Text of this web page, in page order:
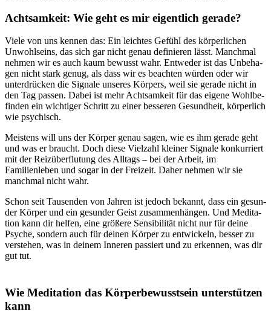
Acht­sam­keit: Wie geht es mir eigent­lich gerade?
Viele von uns kennen das: Ein leich­tes Gefühl des körperlichen
Unwohl­seins, das sich gar nicht genau definieren lässt. Manchmal
nehmen wir es auch kaum bewusst wahr. Ent­we­der ist das Unbe­ha­
gen nicht stark genug, als dass wir es beach­ten würden oder wir
unter­drü­cken die Signale unse­res Kör­pers, weil sie gerade nicht in
den Tag passen. Dabei ist mehr Acht­sam­keit für das eigene Wohl­be­
fin­den ein wich­ti­ger Schritt zu einer bes­se­ren Gesund­heit, körperlich
wie psychisch.
Meistens will uns der Körper genau sagen, wie es ihm gerade geht
und was er braucht. Doch diese Viel­zahl klei­ner Signale kon­kur­riert
mit der Reiz­über­flu­tung des All­tags – bei der Arbeit, im
Familienleben und sogar in der Frei­zeit. Daher nehmen wir sie
manchmal nicht wahr.
Schon seit Tau­sen­den von Jahren ist jedoch bekannt, dass ein gesun­
der Körper und ein gesun­der Geist zusam­men­hän­gen. Und Medi­ta­
tion kann dir helfen, eine grö­ßere Sen­si­bi­li­tät nicht nur für deine
Psyche, sondern auch für deinen Körper zu ent­wi­ckeln, besser zu
ver­ste­hen, was in deinem Inne­ren pas­siert und zu erken­nen, was dir
gut tut.
Wie Medi­ta­tion das Körperbewusstsein unterstützen
kann